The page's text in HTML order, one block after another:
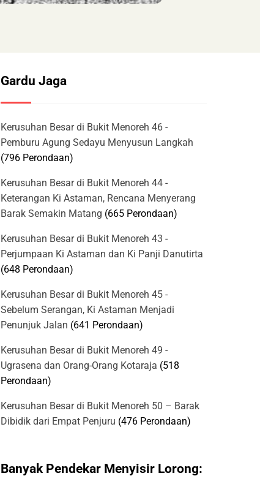
Gardu Jaga
Kerusuhan Besar di Bukit Menoreh 46 -
Pemburu Agung Sedayu Menyusun Langkah
(796 Perondaan)
Kerusuhan Besar di Bukit Menoreh 44 -
Keterangan Ki Astaman, Rencana Menyerang
Barak Semakin Matang (665 Perondaan)
Kerusuhan Besar di Bukit Menoreh 43 -
Perjumpaan Ki Astaman dan Ki Panji Danutirta
(648 Perondaan)
Kerusuhan Besar di Bukit Menoreh 45 -
Sebelum Serangan, Ki Astaman Menjadi
Penunjuk Jalan (641 Perondaan)
Kerusuhan Besar di Bukit Menoreh 49 -
Ugrasena dan Orang-Orang Kotaraja (518
Perondaan)
Kerusuhan Besar di Bukit Menoreh 50 – Barak
Dibidik dari Empat Penjuru (476 Perondaan)
Banyak Pendekar Menyisir Lorong: